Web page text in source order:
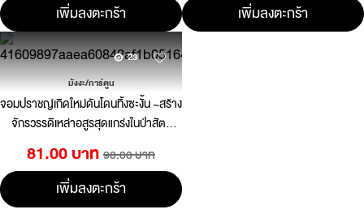
เพิ่มลงตะกร้า เพิ่มลงตะกร้า
23
มังงะ/การ์ตูน
จอมปราชญ์เกิดใหม่ดันโดนทิ้งซะงั้น ~สร้าง
จักรวรรดิเหล่าอสูรสุดแกร่งในป่าสัตว์
81.00 บาท 90.00 บาท
เพิ่มลงตะกร้า